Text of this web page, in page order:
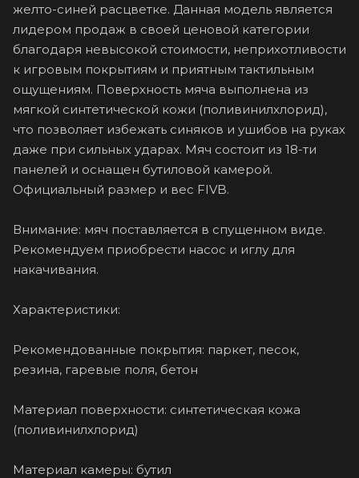
желто-синей расцветке. Данная модель является
лидером продаж в своей ценовой категории
благодаря невысокой стоимости, неприхотливости
к игровым покрытиям и приятным тактильным
ощущениям. Поверхность мяча выполнена из
мягкой синтетической кожи (поливинилхлорид),
что позволяет избежать синяков и ушибов на руках
даже при сильных ударах. Мяч состоит из 18-ти
панелей и оснащен бутиловой камерой.
Официальный размер и вес FIVB.
Внимание: мяч поставляется в спущенном виде.
Рекомендуем приобрести насос и иглу для
накачивания.
Характеристики:
Рекомендованные покрытия: паркет, песок,
резина, гаревые поля, бетон
Материал поверхности: синтетическая кожа
(поливинилхлорид)
Материал камеры: бутил